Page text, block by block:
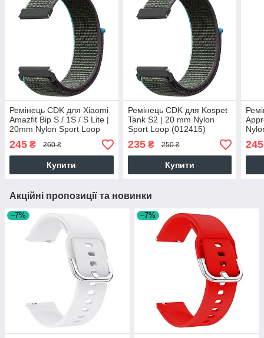
Ремінець CDK для Xiaomi
Amazfit Bip S / 1S / S Lite |
20mm Nylon Sport Loop
(012415) (inverness green)
245 ₴ 260 ₴
Купити
Ремінець CDK для Kospet
Tank S2 | 20 mm Nylon
Sport Loop (012415)
(inverness green)
235₴ 250 ₴
Купити
245
Акційні пропозиції та новинки
–7% –7%